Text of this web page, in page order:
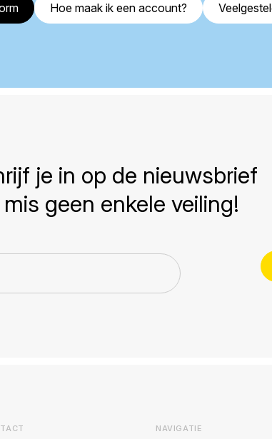
Hoe maak ik een account?
je in op de nieuwsbrief
mis geen enkele veiling!
NAVIGATIE